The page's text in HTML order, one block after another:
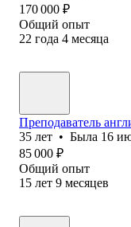
170 000 ₽
Общий опыт
22 года 4 месяца
Преподаватель
35 лет • Была 16
85 000 ₽
Общий опыт
15 лет 9 месяцев